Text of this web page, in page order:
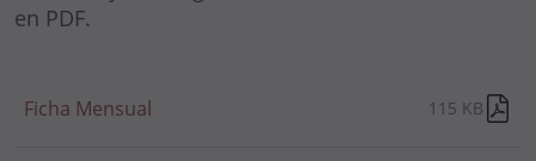
en PDF.
Ficha Mensual 115 KB